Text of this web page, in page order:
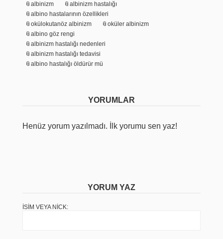
albinizm
albinizm hastalığı
albino hastalarının özellikleri
okülokutanöz albinizm
oküler albinizm
albino göz rengi
albinizm hastalığı nedenleri
albinizm hastalığı tedavisi
albino hastalığı öldürür mü
YORUMLAR
Henüz yorum yazılmadı. İlk yorumu sen yaz!
YORUM YAZ
İSIM VEYA NICK: